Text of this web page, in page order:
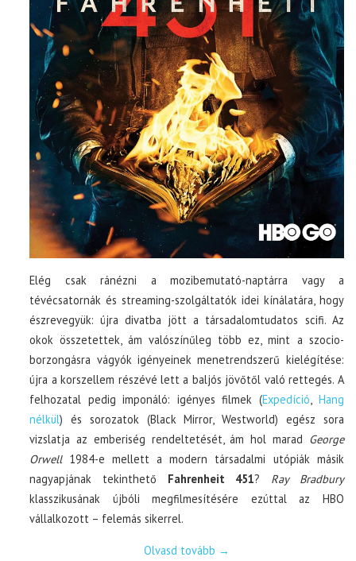
Elég csak ránézni a mozibemutató-naptárra vagy a
tévécsatornák és streaming-szolgáltatók idei kínálatára, hogy
észrevegyük: újra divatba jött a társadalomtudatos scifi. Az
okok összetettek, ám valószínűleg több ez, mint a szocio-
borzongásra vágyók igényeinek menetrendszerű kielégítése:
újra a korszellem részévé lett a baljós jövőtől való rettegés. A
felhozatal pedig imponáló: igényes filmek (Expedíció, Hang
nélkül) és sorozatok (Black Mirror, Westworld) egész sora
vizslatja az emberiség rendeltetését, ám hol marad George
Orwell1984-e mellett a modern társadalmi utópiák másik
nagyapjának tekinthető Fahrenheit 451? Ray Bradbury
klasszikusának újbóli megfilmesítésére ezúttal az HBO
vállalkozott – felemás sikerrel.
Olvasd tovább →